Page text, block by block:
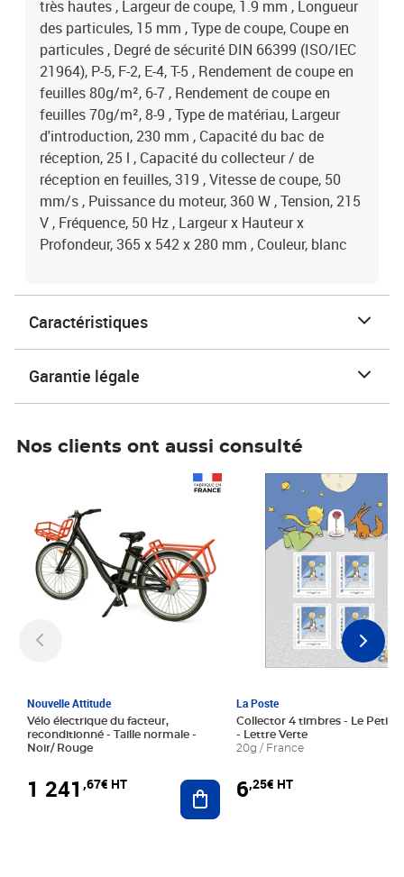
très hautes , Largeur de coupe, 1.9 mm , Longueur
des particules, 15 mm , Type de coupe, Coupe en
particules , Degré de sécurité DIN 66399 (ISO/IEC
21964), P-5, F-2, E-4, T-5 , Rendement de coupe en
feuilles 80g/m², 6-7 , Rendement de coupe en
feuilles 70g/m², 8-9 , Type de matériau, Largeur
d'introduction, 230 mm , Capacité du bac de
réception, 25 l , Capacité du collecteur / de
réception en feuilles, 319 , Vitesse de coupe, 50
mm/s , Puissance du moteur, 360 W , Tension, 215
V , Fréquence, 50 Hz , Largeur x Hauteur x
Profondeur, 365 x 542 x 280 mm , Couleur, blanc
Caractéristiques
Garantie légale
Nos clients ont aussi consulté
Nouvelle Attitude
Vélo électrique du facteur,
reconditionné - Taille normale -
Noir/ Rouge
1 241 ,67€ HT Ajouter au panier
La Poste
Collector 4 timbres - Le Petit
- Lettre Verte
20g / France
6,25€ HT
Prix 6,25€ HT